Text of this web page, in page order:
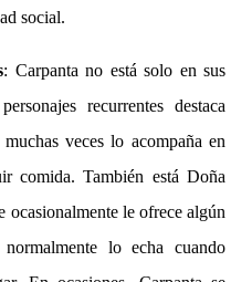
social.
: Carpanta no está solo en sus
recurrentes destaca
veces lo acompaña en
comida. También está Doña
ocasionalmente le ofrece algún
lo echa cuando